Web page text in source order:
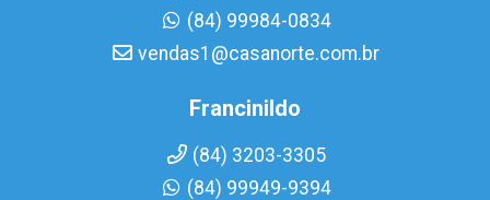
(84) 99984-0834
vendas1@casanorte.com.br
Francinildo
(84) 3203-3305
(84) 99949-9394